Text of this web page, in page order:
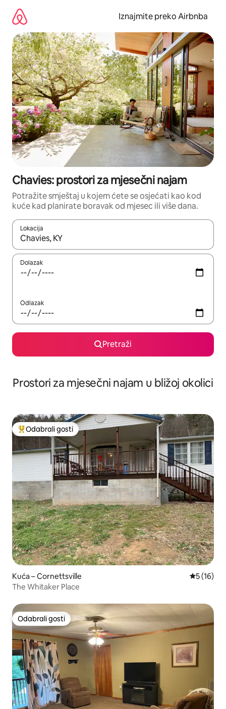
sadržaj
Iznajmite preko Airbnba
Chavies: prostori za mjesečni najam
Potražite smještaj u kojem ćete se osjećati kao kod
kuće kad planirate boravak od mjesec ili više dana.
Lokacija
Kada budu dostupni rezultati, moći ćete ih pregledati
Dolazak
Odlazak
Pretraži
Prostori za mjesečni najam u bližoj okolici
Među najviše rangiranima s oznakom „Odabrali gosti”
Odabrali gosti
Kuća – Cornettsville Prosječna
5 (16)
The Whitaker Place
Odabrali gosti
Odabrali gosti